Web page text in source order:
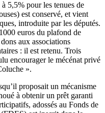
5,5% pour les tenues de
est conservé, et vient
introduite par les députés.
euros du plafond de
aux associations
: il est retenu. Trois
encourager le mécénat privé
».
proposait un mécanisme
à obtenir un prêt garanti
adossés au Fonds de